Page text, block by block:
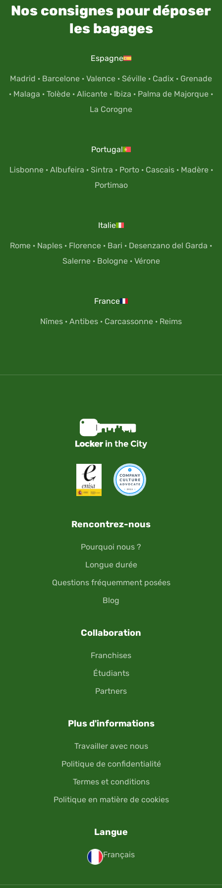
Nos consignes pour déposer
les bagages
Espagne
Madrid · Barcelone · Valence · Séville · Cadix · Grenade
· Malaga · Tolède · Alicante · Ibiza · Palma de Majorque ·
La Corogne
Portugal
Lisbonne· Albufeira · Sintra · Porto· Cascais· Madère·
Portimao
Italie
Rome · Naples · Florence · Bari · Desenzano del Garda ·
Salerne· Bologne· Vérone
France
Nîmes · Antibes · Carcassonne · Reims
Rencontrez-nous
Pourquoi nous ?
Longue durée
Questions fréquemment posées
Blog
Collaboration
Franchises
Étudiants
Partners
Plus d'informations
Travailler avec nous
Politique de confidentialité
Termes et conditions
Politique en matière de cookies
Langue
Français